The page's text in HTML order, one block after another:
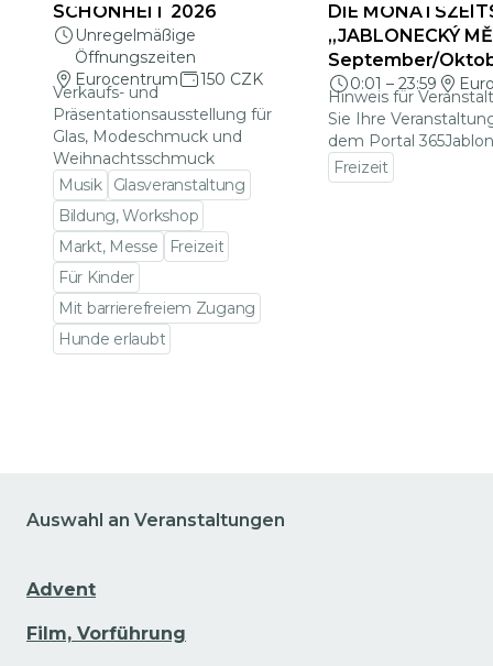
SCHÖNHEIT 2026
Unregelmäßige
Öffnungszeiten
Eurocentrum
150 CZK
Verkaufs- und
Präsentationsausstellung für
Glas, Modeschmuck und
Weihnachtsschmuck
Musik
Glasveranstaltung
Bildung, Workshop
Markt, Messe
Freizeit
Für Kinder
Mit barrierefreiem Zugang
Hunde erlaubt
DIE
„JABLONECKÝ
September/
0:01 – 23:59
Hinweis für
Sie Ihre
dem Portal
Freizeit
Auswahl an Veranstaltungen
Advent
Film, Vorführung